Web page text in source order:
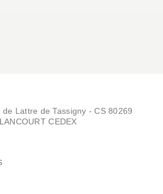
Lattre de Tassigny - CS 80269
CEDEX